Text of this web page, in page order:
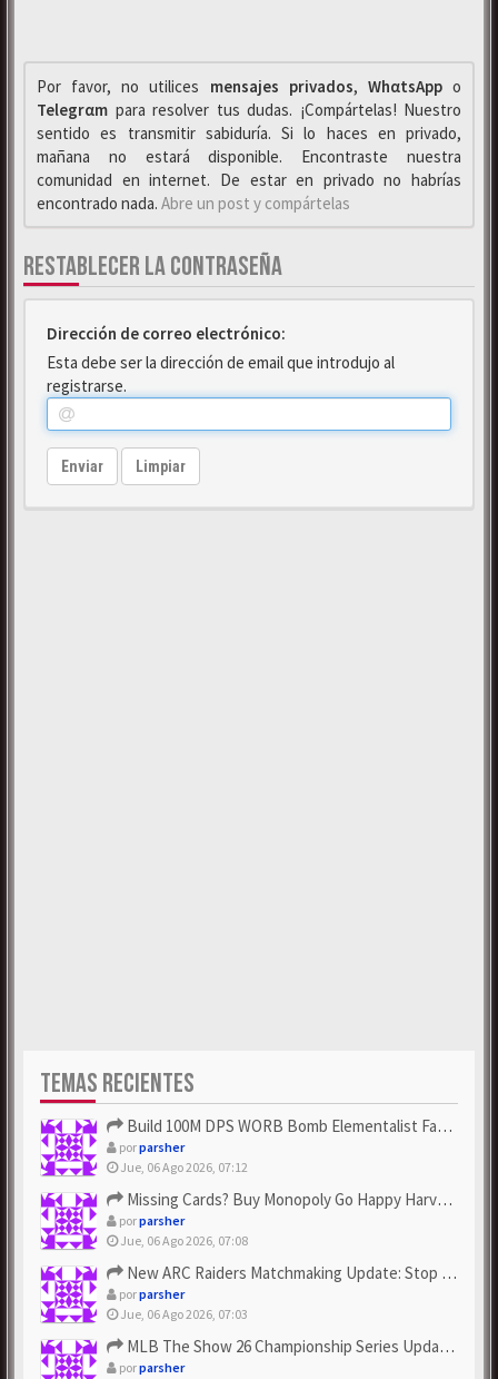
Por favor, no utilices mensajes privados, WhαtsAppo
Telegrαm para resolver tus dudas. ¡Compártelas! Nuestro
sentido es transmitir sabiduría. Si lo haces en privado,
mañana no estará disponible. Encontraste nuestra
comunidad en internet. De estar en privado no habrías
encontrado nada. Abre un post y compártelas
RESTABLECER LA CONTRASEÑA
Dirección de correo electrónico:
Esta debe ser la dirección de email que introdujo al
registrarse.
Enviar Limpiar
TEMAS RECIENTES
Build 100M DPS WORB Bomb Elementalist Fast - Grab POE Curren...
porparsher
Jue, 06 Ago 2026, 07:12
Missing Cards? Buy Monopoly Go Happy Harvest with Looney Tun...
porparsher
Jue, 06 Ago 2026, 07:08
New ARC Raiders Matchmaking Update: Stop Failed - Grab Bluep...
porparsher
Jue, 06 Ago 2026, 07:03
MLB The Show 26 Championship Series Update! Get Cheap & ...
porparsher